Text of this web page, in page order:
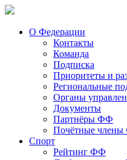
О Федерации
Контакты
Команда
Подписка
Приоритеты и
Региональные
Органы
Документы
Партнёры ФФ
Почётные
Спорт
Рейтинг ФФ